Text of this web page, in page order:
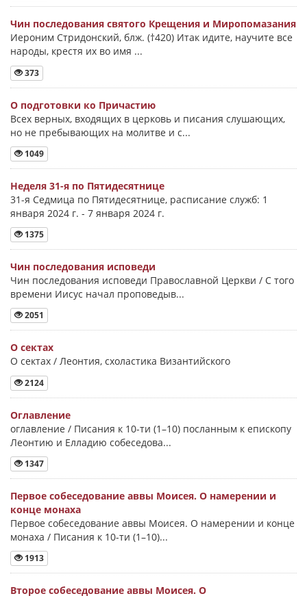
Чин последования святого Крещения и Миропомазания
Иероним Стридонский, блж. (†420) Итак идите, научите все
народы, крестя их во имя ...
373
О подготовки ко Причастию
Всех верных, входящих в церковь и писания слушающих,
но не пребывающих на молитве и с...
1049
Неделя 31-я по Пятидесятнице
31-я Седмица по Пятидесятнице, расписание служб: 1
января 2024 г. - 7 января 2024 г.
1375
Чин последования исповеди
Чин последования исповеди Православной Церкви / С того
времени Иисус начал проповедыв...
2051
О сектах
О сектах / Леонтия, схоластика Византийского
2124
Оглавление
оглавление / Писания к 10-ти (1–10) посланным к епископу
Леонтию и Елладию собеседова...
1347
Первое собеседование аввы Моисея. О намерении и
конце монаха
Первое собеседование аввы Моисея. О намерении и конце
монаха / Писания к 10-ти (1–10)...
1913
Второе собеседование аввы Моисея. О